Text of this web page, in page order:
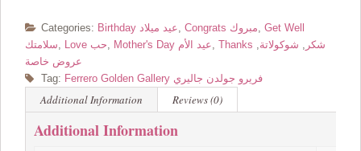
Categories: Birthday عيد ميلاد Congrats مبروك Get Well
سلامتك
Love حب Mother's Day عيد الأم Thanks شكر شوكولاتة
عروض خاصة
Tag:
Ferrero Golden Gallery فريرو جولدن جاليري
Additional Information Reviews (0)
Additional Information